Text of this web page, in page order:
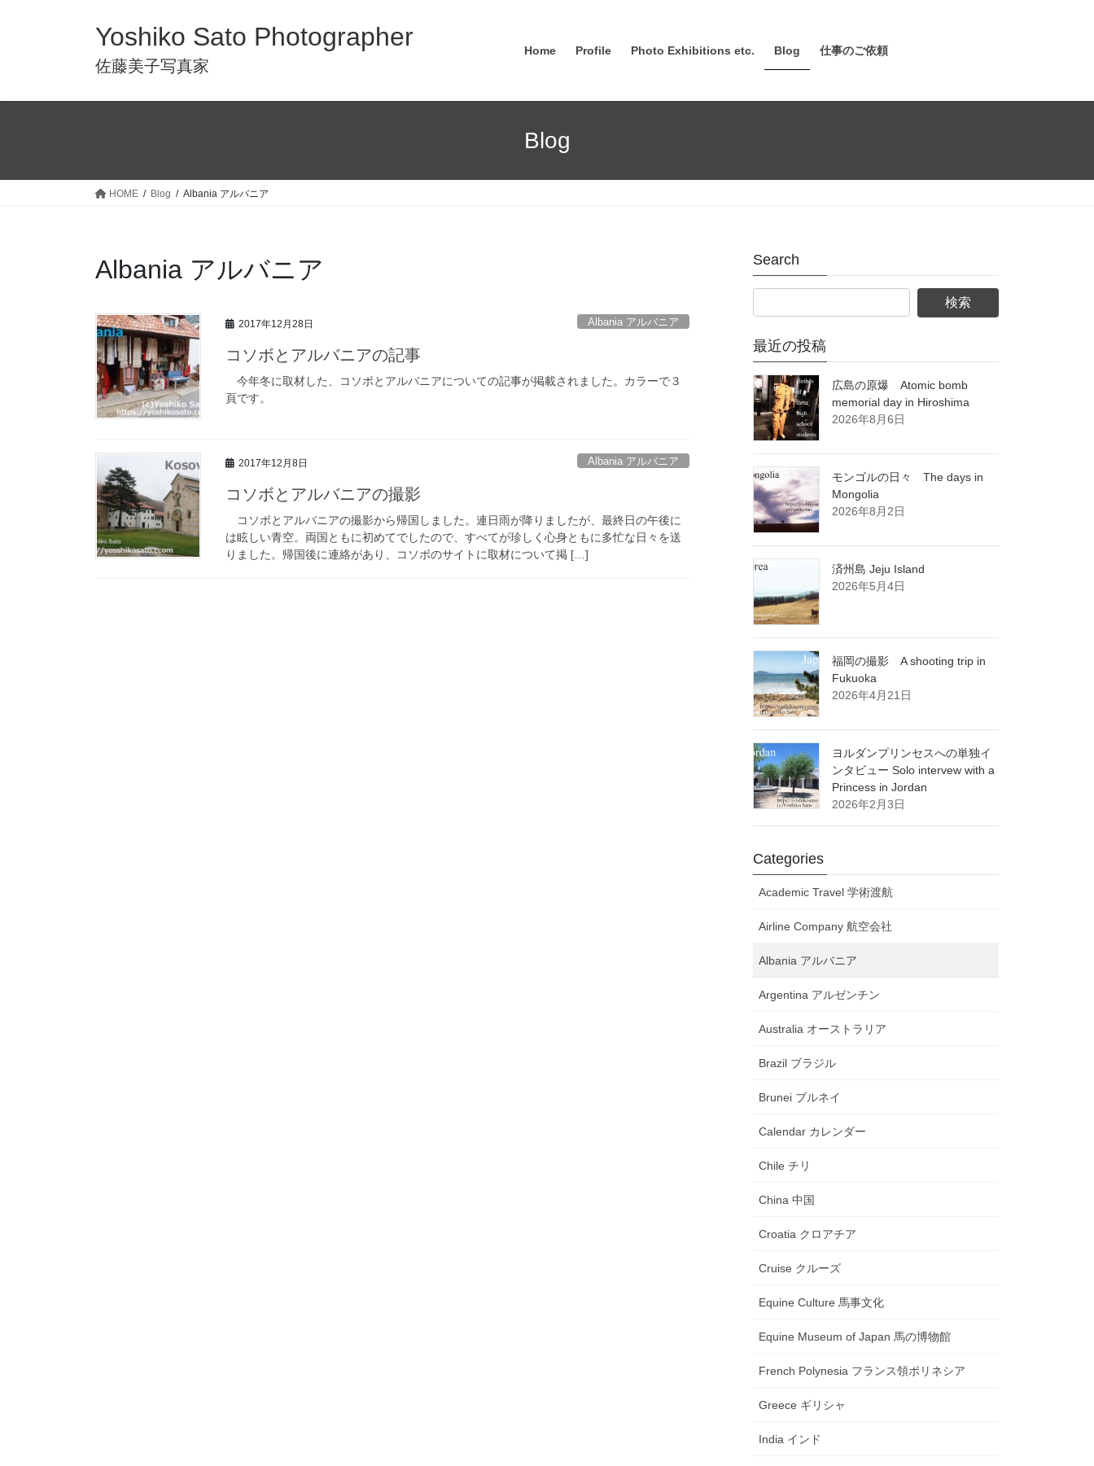
Yoshiko Sato Photographer
佐藤美子写真家
Home Profile Photo Exhibitions etc. Blog 仕事のご依頼
Blog
HOME Blog Albania アルバニア
Albania アルバニア
2017年12月28日 Albania アルバニア
コソボとアルバニアの記事
今年冬に取材した、コソボとアルバニアについての記事が掲載されました。カラーで３
頁です。
2017年12月8日 Albania アルバニア
コソボとアルバニアの撮影
コソボとアルバニアの撮影から帰国しました。連日雨が降りましたが、最終日の午後に
は眩しい青空。両国ともに初めてでしたので、すべてが珍しく心身ともに多忙な日々を送
りました。帰国後に連絡があり、コソボのサイトに取材について掲 […]
Search
最近の投稿
広島の原爆 Atomic bomb
memorial day in Hiroshima
2026年8月6日
モンゴルの日々 The days in
Mongolia
2026年8月2日
済州島 Jeju Island
2026年5月4日
福岡の撮影 A shooting trip in
Fukuoka
2026年4月21日
ヨルダンプリンセスへの単独イ
ンタビュー Solo intervew with a
Princess in Jordan
2026年2月3日
Categories
Academic Travel 学術渡航
Airline Company 航空会社
Albania アルバニア
Argentina アルゼンチン
Australia オーストラリア
Brazil ブラジル
Brunei ブルネイ
Calendar カレンダー
Chile チリ
China 中国
Croatia クロアチア
Cruise クルーズ
Equine Culture 馬事文化
Equine Museum of Japan 馬の博物館
French Polynesia フランス領ポリネシア
Greece ギリシャ
India インド